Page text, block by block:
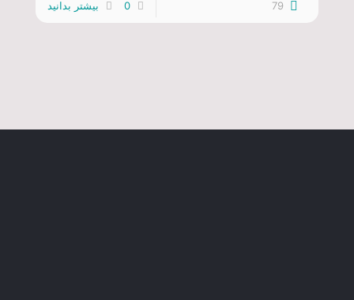
79
0 بیشتر بدانید